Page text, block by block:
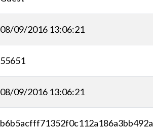
08/09/2016 13:06:21
55651
08/09/2016 13:06:21
b6b5acfff71352f0c112a186a3bb492a